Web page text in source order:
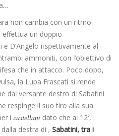
non cambia con un ritmo
effettua un doppio
D’Angelo rispettivamente al
ammoniti, con l’obiettivo di
che in attacco. Poco dopo,
la Lupa Frascati si rende
dal versante destro di Sabatini
respinge il suo tiro alla sua
i castellani dato che al 12′,
destra di , Sabatini, tra i